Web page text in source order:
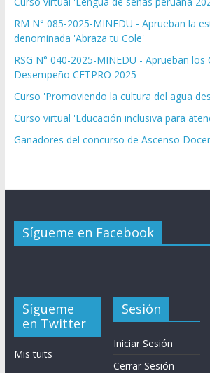
RM N° 085-2025-MINEDU - Aprueban la
denominada 'Abraza tu Cole'
RSG N° 040-2025-MINEDU - Aprueban
Desempeño CETPRO 2025
Curso 'Promoviendo la cultura del agua
Curso virtual 'Educación inclusiva para
Ganadores del concurso de Ascenso
Sígueme en Facebook
Sígueme
en Twitter
Mis tuits
Sesión
Iniciar Sesión
Cerrar Sesión